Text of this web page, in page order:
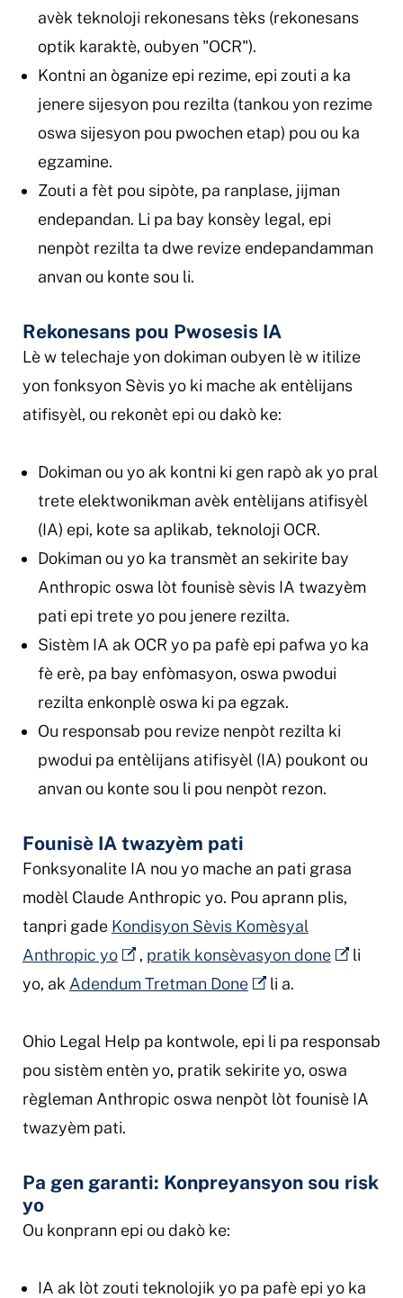
avèk teknoloji rekonesans tèks (rekonesans
optik karaktè, oubyen "OCR").
Kontni an òganize epi rezime, epi zouti a ka
jenere sijesyon pou rezilta (tankou yon rezime
oswa sijesyon pou pwochen etap) pou ou ka
egzamine.
Zouti a fèt pou sipòte, pa ranplase, jijman
endepandan. Li pa bay konsèy legal, epi
nenpòt rezilta ta dwe revize endepandamman
anvan ou konte sou li.
Rekonesans pou Pwosesis IA
Lè w telechaje yon dokiman oubyen lè w itilize
yon fonksyon Sèvis yo ki mache ak entèlijans
atifisyèl, ou rekonèt epi ou dakò ke:
Dokiman ou yo ak kontni ki gen rapò ak yo pral
trete elektwonikman avèk entèlijans atifisyèl
(IA) epi, kote sa aplikab, teknoloji OCR.
Dokiman ou yo ka transmèt an sekirite bay
Anthropic oswa lòt founisè sèvis IA twazyèm
pati epi trete yo pou jenere rezilta.
Sistèm IA ak OCR yo pa pafè epi pafwa yo ka
fè erè, pa bay enfòmasyon, oswa pwodui
rezilta enkonplè oswa ki pa egzak.
Ou responsab pou revize nenpòt rezilta ki
pwodui pa entèlijans atifisyèl (IA) poukont ou
anvan ou konte sou li pou nenpòt rezon.
Founisè IA twazyèm pati
Fonksyonalite IA nou yo mache an pati grasa
modèl Claude Anthropic yo. Pou aprann plis,
tanpri gade Kondisyon Sèvis Komèsyal
Anthropic yo
, pratik konsèvasyon done
li
yo, ak Adendum Tretman Done li a.
Ohio Legal Help pa kontwole, epi li pa responsab
pou sistèm entèn yo, pratik sekirite yo, oswa
règleman Anthropic oswa nenpòt lòt founisè IA
twazyèm pati.
Pa gen garanti: Konpreyansyon sou risk
yo
Ou konprann epi ou dakò ke:
IA ak lòt zouti teknolojik yo pa pafè epi yo ka